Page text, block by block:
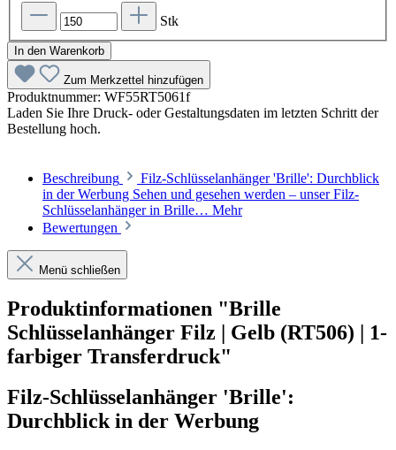
Stk
In den Warenkorb
Zum Merkzettel hinzufügen
Produktnummer: WF55RT5061f
Laden Sie Ihre Druck- oder Gestaltungsdaten im letzten Schritt der
Bestellung hoch.
Beschreibung
Filz-Schlüsselanhänger 'Brille': Durchblick
in der Werbung Sehen und gesehen werden – unser Filz-
Schlüsselanhänger in Brille… Mehr
Bewertungen
Menü schließen
Produktinformationen "Brille
Schlüsselanhänger Filz | Gelb (RT506) | 1-
farbiger Transferdruck"
Filz-Schlüsselanhänger 'Brille':
Durchblick in der Werbung